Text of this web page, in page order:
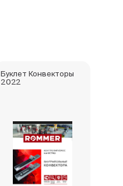
Буклет Конвекторы
2022